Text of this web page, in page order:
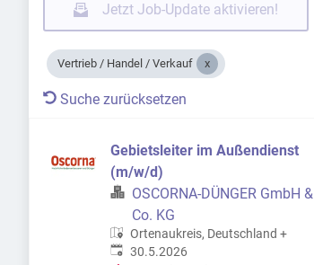
Jetzt Job-Update aktivieren!
Vertrieb / Handel / Verkauf
Suche zurücksetzen
Gebietsleiter im Außendienst
(m/w/d)
OSCORNA-DÜNGER GmbH &
Co. KG
Ortenaukreis, Deutschland +
Veröffentlicht:
30.5.2026